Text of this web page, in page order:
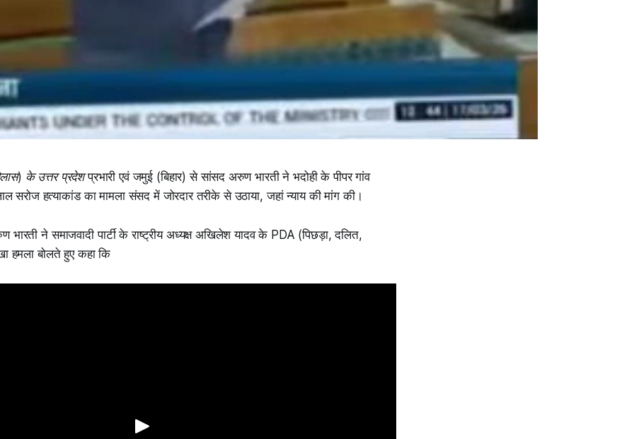
के उत्तर प्रदेशप्रभारी एवं जमुई (बिहार) से सांसद अरुण भारती ने भदोही के पीपर गांव
सरोज हत्याकांड का मामला संसद में जोरदार तरीके से उठाया, जहां न्याय की मांग की।
ने समाजवादी पार्टी के राष्ट्रीय अध्यक्ष अखिलेश यादव के PDA (पिछड़ा, दलित,
हमला बोलते हुए कहा कि